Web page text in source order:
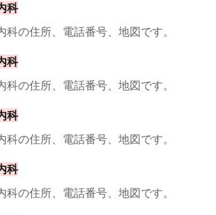
科
科の住所、電話番号、地図です。
科
科の住所、電話番号、地図です。
科
科の住所、電話番号、地図です。
科
科の住所、電話番号、地図です。